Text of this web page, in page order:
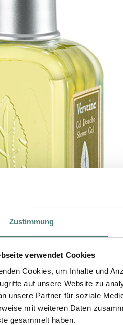
Zustimmung
verwendet Cookies
Cookies, um Inhalte und
auf unsere Website zu
unsere Partner für soziale
mit weiteren Daten
gesammelt haben.